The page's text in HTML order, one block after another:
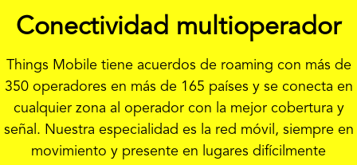
Conectividad multioperador
Things Mobile tiene acuerdos de roaming con más de
350 operadores en más de 165 países y se conecta en
cualquier zona al operador con la mejor cobertura y
señal. Nuestra especialidad es la red móvil, siempre en
movimiento y presente en lugares difícilmente